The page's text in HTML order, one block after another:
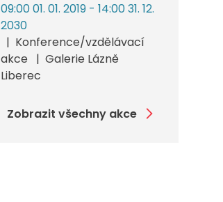
09:00 01. 01. 2019 - 14:00 31. 12.
2030
Konference/vzdělávací
akce
Galerie Lázně
Liberec
Zobrazit všechny akce